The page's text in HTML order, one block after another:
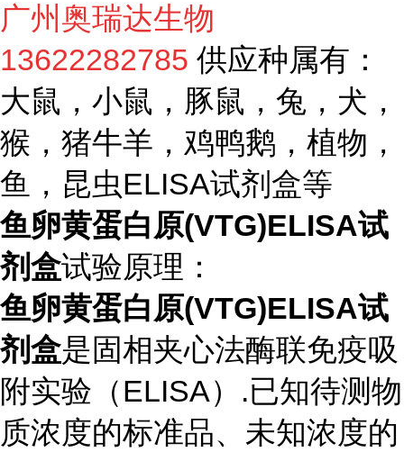
广州奥瑞达生物
13622282785 供应种属有：
大鼠，小鼠，豚鼠，兔，犬，
猴，猪牛羊，鸡鸭鹅，植物，
鱼，昆虫ELISA试剂盒等
鱼卵黄蛋白原(VTG)ELISA试
剂盒试验原理：
鱼卵黄蛋白原(VTG)ELISA试
剂盒是固相夹心法酶联免疫吸
附实验（ELISA）.已知待测物
质浓度的标准品、未知浓度的